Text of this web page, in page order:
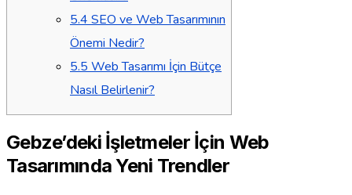
5.4 SEO ve Web Tasarımının
Önemi Nedir?
5.5 Web Tasarımı İçin Bütçe
Nasıl Belirlenir?
Gebze’deki İşletmeler İçin Web
Tasarımında Yeni Trendler